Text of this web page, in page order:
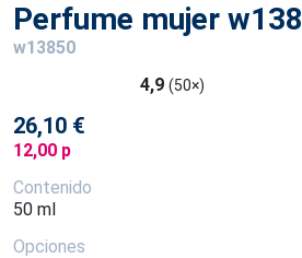
Perfume mujer w138
w13850
4,9 (50×)
26,10 €
12,00 p
Contenido
50 ml
Opciones